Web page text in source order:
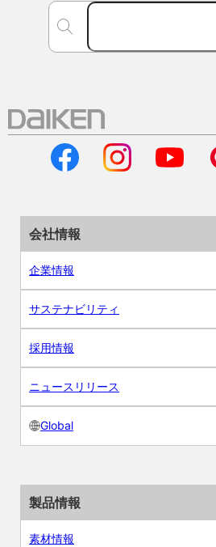
会社情報
企業情報
サステナビリティ
採用情報
ニュースリリース
Global
製品情報
素材情報